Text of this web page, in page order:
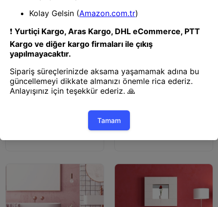
Halısı-23073
Klozet Kapağı
Rayne 3Lü Set Banyo Halısı